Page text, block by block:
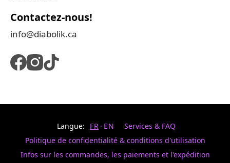
Contactez-nous!
info@diabolik.ca
Langue: FR EN
Services & FAQ
Politique de confidentialité & conditions d'utilisation
Infos sur les commandes, les paiements et l'expédition